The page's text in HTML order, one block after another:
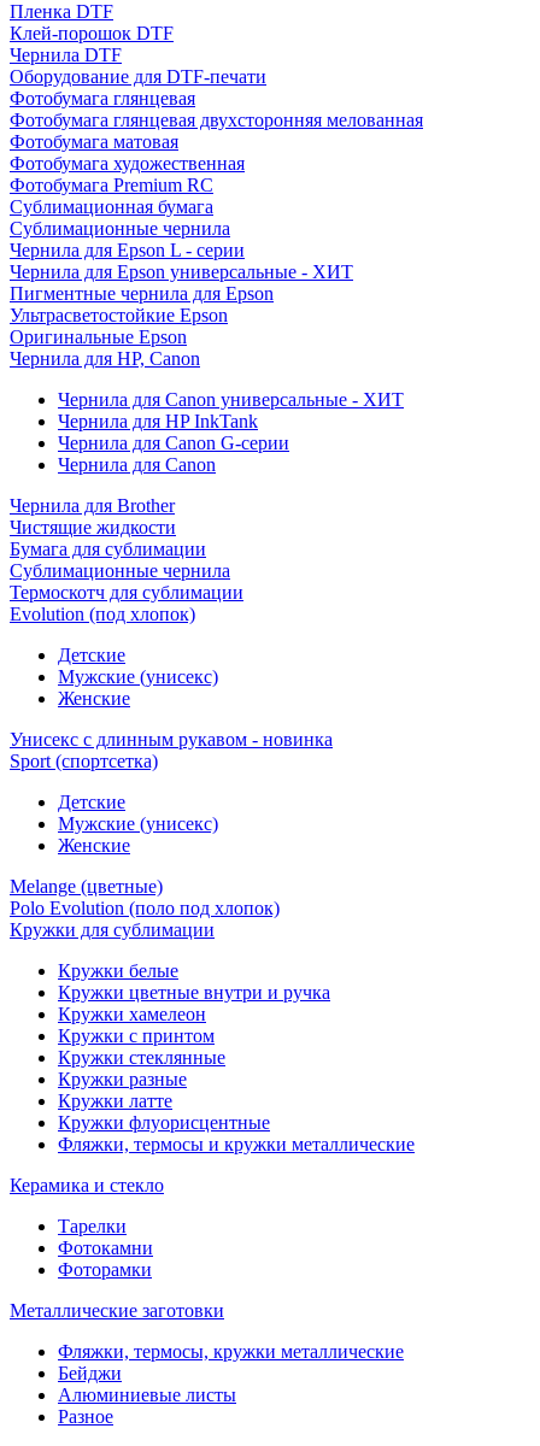
Пленка DTF
Клей-порошок DTF
Чернила DTF
Оборудование для DTF-печати
Фотобумага глянцевая
Фотобумага глянцевая двухсторонняя мелованная
Фотобумага матовая
Фотобумага художественная
Фотобумага Premium RC
Сублимационная бумага
Сублимационные чернила
Чернила для Epson L - серии
Чернила для Epson универсальные - ХИТ
Пигментные чернила для Epson
Ультрасветостойкие Epson
Оригинальные Epson
Чернила для HP, Canon
Чернила для Canon универсальные - ХИТ
Чернила для HP InkTank
Чернила для Canon G-серии
Чернила для Canon
Чернила для Brother
Чистящие жидкости
Бумага для сублимации
Сублимационные чернила
Термоскотч для сублимации
Evolution (под хлопок)
Детские
Мужские (унисекс)
Женские
Унисекс с длинным рукавом - новинка
Sport (спортсетка)
Детские
Мужские (унисекс)
Женские
Melange (цветные)
Polo Evolution (поло под хлопок)
Кружки для сублимации
Кружки белые
Кружки цветные внутри и ручка
Кружки хамелеон
Кружки c принтом
Кружки стеклянные
Кружки разные
Кружки латте
Кружки флуорисцентные
Фляжки, термосы и кружки металлические
Керамика и стекло
Тарелки
Фотокамни
Фоторамки
Металлические заготовки
Фляжки, термосы, кружки металлические
Бейджи
Алюминиевые листы
Разное